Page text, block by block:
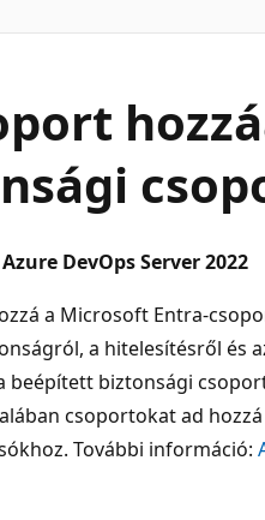
DevOps Server 2022
a Microsoft Entra-
a hitelesítésről és
beépített biztonsági
csoportokat ad
További információ: